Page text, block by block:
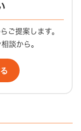
ご提案します。
談から。